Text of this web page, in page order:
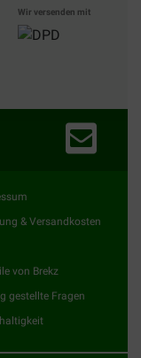
Wir versenden mit
& Versandkosten
von Brekz
gestellte Fragen